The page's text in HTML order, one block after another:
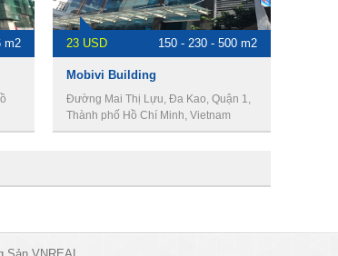
m2 23 USD 150 - 230 - 500 m2
Mobivi Building
Đường Mai Thị Lựu, Đa Kao, Quận 1,
Thành phố Hồ Chí Minh, Vietnam